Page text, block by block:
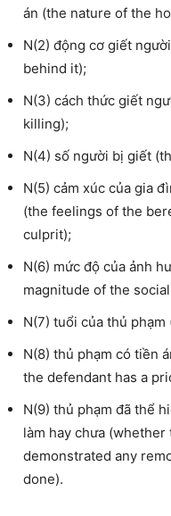
án (the nature of the
N(2) động cơ giết
behind it);
N(3) cách thức giết
killing);
N(4) số người bị giết
N(5) cảm xúc của gia
(the feelings of the
culprit);
N(6) mức độ của ảnh
magnitude of the
N(7) tuổi của thủ
N(8) thủ phạm có tiền
the defendant has a
N(9) thủ phạm đã thể
làm hay chưa
demonstrated any
done).